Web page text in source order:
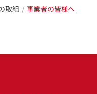
取組 事業者の皆様へ